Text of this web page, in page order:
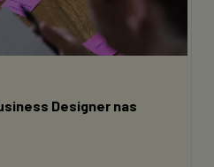
Designer nas